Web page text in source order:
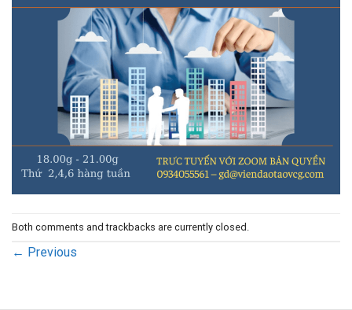
Both comments and trackbacks are currently closed.
← Previous